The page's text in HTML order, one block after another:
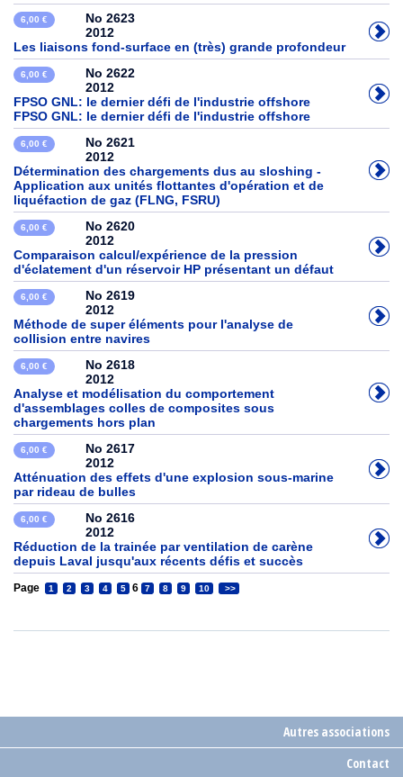
6,00 €
No 2623
2012
Les liaisons fond-surface en (très) grande profondeur
6,00 €
No 2622
2012
FPSO GNL: le dernier défi de l'industrie offshore
FPSO GNL: le dernier défi de l'industrie offshore
6,00 €
No 2621
2012
Détermination des chargements dus au sloshing -
Application aux unités flottantes d'opération et de
liquéfaction de gaz (FLNG, FSRU)
6,00 €
No 2620
2012
Comparaison calcul/expérience de la pression
d'éclatement d'un réservoir HP présentant un défaut
6,00 €
No 2619
2012
Méthode de super éléments pour l'analyse de
collision entre navires
6,00 €
No 2618
2012
Analyse et modélisation du comportement
d'assemblages colles de composites sous
chargements hors plan
6,00 €
No 2617
2012
Atténuation des effets d'une explosion sous-marine
par rideau de bulles
6,00 €
No 2616
2012
Réduction de la trainée par ventilation de carène
depuis Laval jusqu'aux récents défis et succès
Page 1 2 3 4 5 6 7 8 9 10 >>
Autres associations
Contact